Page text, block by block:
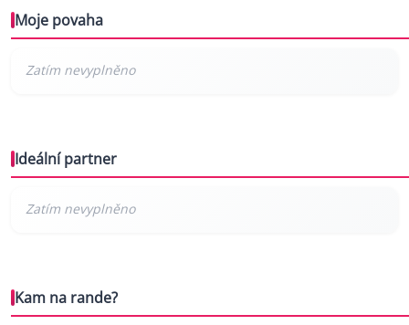
Moje povaha
Ideální partner
Kam na rande?